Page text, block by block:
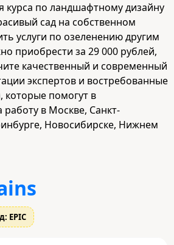
курса по ландшафтному дизайну
сад на собственном
услуги по озеленению другим
приобрести за 29 000 рублей,
качественный и современный
экспертов и востребованные
которые помогут в
работу в Москве, Санкт-
Новосибирске, Нижнем
EPIC